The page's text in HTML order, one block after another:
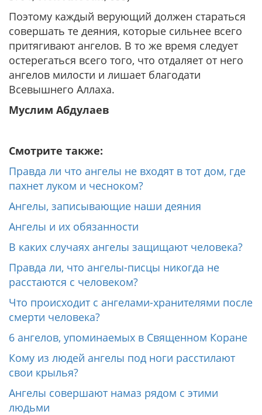
Поэтому каждый верующий должен стараться
совершать те деяния, которые сильнее всего
притягивают ангелов. В то же время следует
остерегаться всего того, что отдаляет от него
ангелов милости и лишает благодати
Всевышнего Аллаха.
Муслим Абдулаев
Смотрите также:
Правда ли что ангелы не входят в тот дом, где
пахнет луком и чесноком?
Ангелы, записывающие наши деяния
Ангелы и их обязанности
В каких случаях ангелы защищают человека?
Правда ли, что ангелы-писцы никогда не
расстаются с человеком?
Что происходит с ангелами-хранителями после
смерти человека?
6 ангелов, упоминаемых в Священном Коране
Кому из людей ангелы под ноги расстилают
свои крылья?
Ангелы совершают намаз рядом с этими
людьми